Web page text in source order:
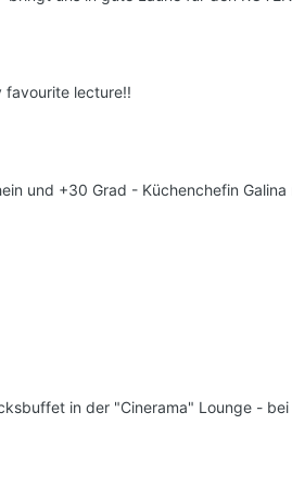
favourite lecture!!
und +30 Grad - Küchenchefin Galina
in der "Cinerama" Lounge - bei